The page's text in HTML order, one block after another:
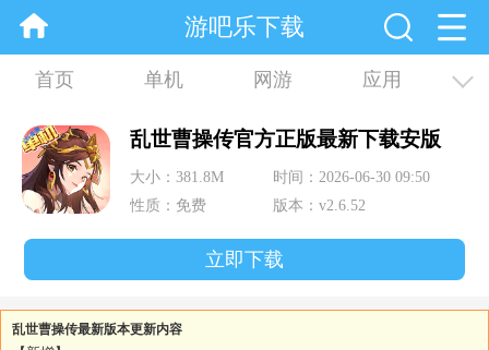
游吧乐下载
首页 单机 网游 应用
资讯 合集
乱世曹操传官方正版最新下载安版
大小：381.8M
时间：2026-06-30 09:50
性质：免费
版本：v2.6.52
立即下载
乱世曹操传最新版本更新内容